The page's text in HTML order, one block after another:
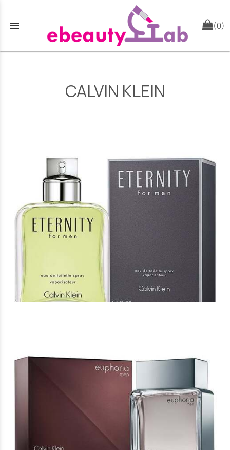
menu (0)
CALVIN KLEIN
Άρωμα Τύπου Eternity Calvin Klein
Άρωμα Τύπου Euphoria Calvin Klein